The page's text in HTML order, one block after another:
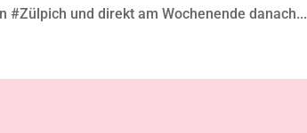
#Zülpich und direkt am Wochenende danach...